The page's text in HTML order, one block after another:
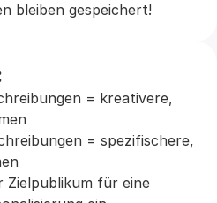
bleiben gespeichert!
= kreativere,
= spezifischere,
Zielpublikum für eine